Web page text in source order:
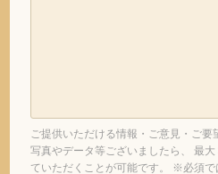
ご提供いただける情報・ご意見・ご要
写真やデータ等ございましたら、 最
ていただくことが可能です。 ※必須で